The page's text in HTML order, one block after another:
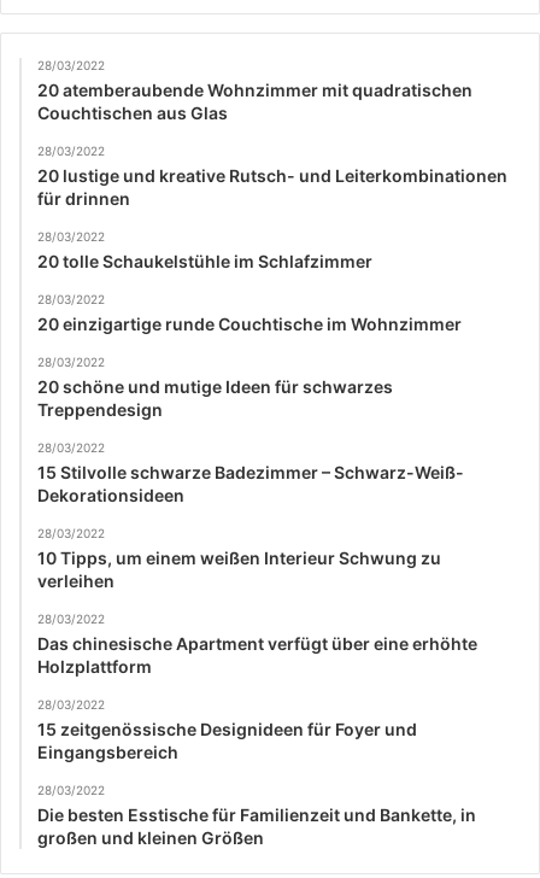
28/03/2022
20 atemberaubende Wohnzimmer mit quadratischen
Couchtischen aus Glas
28/03/2022
20 lustige und kreative Rutsch- und Leiterkombinationen
für drinnen
28/03/2022
20 tolle Schaukelstühle im Schlafzimmer
28/03/2022
20 einzigartige runde Couchtische im Wohnzimmer
28/03/2022
20 schöne und mutige Ideen für schwarzes
Treppendesign
28/03/2022
15 Stilvolle schwarze Badezimmer – Schwarz-Weiß-
Dekorationsideen
28/03/2022
10 Tipps, um einem weißen Interieur Schwung zu
verleihen
28/03/2022
Das chinesische Apartment verfügt über eine erhöhte
Holzplattform
28/03/2022
15 zeitgenössische Designideen für Foyer und
Eingangsbereich
28/03/2022
Die besten Esstische für Familienzeit und Bankette, in
großen und kleinen Größen